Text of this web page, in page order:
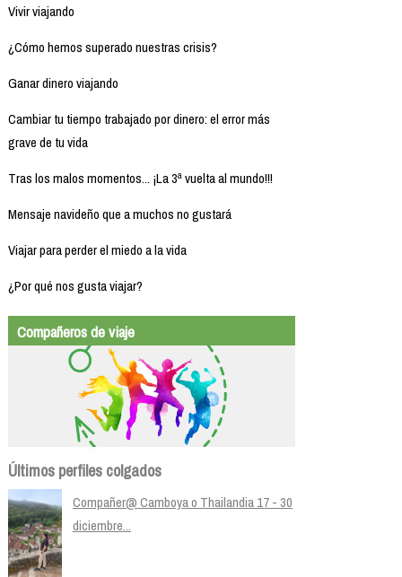
Vivir viajando
¿Cómo hemos superado nuestras crisis?
Ganar dinero viajando
Cambiar tu tiempo trabajado por dinero: el error más
grave de tu vida
Tras los malos momentos... ¡La 3ª vuelta al mundo!!!
Mensaje navideño que a muchos no gustará
Viajar para perder el miedo a la vida
¿Por qué nos gusta viajar?
Compañeros de viaje
Últimos perfiles colgados
Compañer@ Camboya o Thailandia 17 - 30
diciembre...